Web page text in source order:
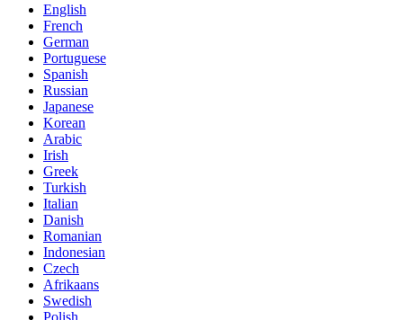
English
French
German
Portuguese
Spanish
Russian
Japanese
Korean
Arabic
Irish
Greek
Turkish
Italian
Danish
Romanian
Indonesian
Czech
Afrikaans
Swedish
Polish